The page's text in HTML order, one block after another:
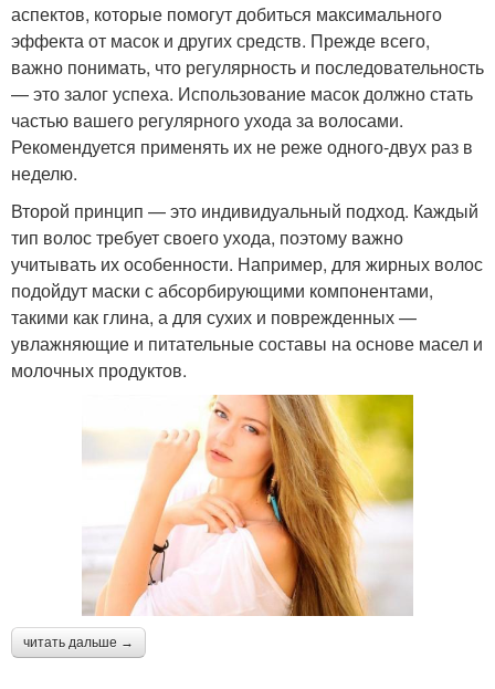
аспектов, которые помогут добиться максимального
эффекта от масок и других средств. Прежде всего,
важно понимать, что регулярность и последовательность
— это залог успеха. Использование масок должно стать
частью вашего регулярного ухода за волосами.
Рекомендуется применять их не реже одного-двух раз в
неделю.
Второй принцип — это индивидуальный подход. Каждый
тип волос требует своего ухода, поэтому важно
учитывать их особенности. Например, для жирных волос
подойдут маски с абсорбирующими компонентами,
такими как глина, а для сухих и поврежденных —
увлажняющие и питательные составы на основе масел и
молочных продуктов.
читать дальше →